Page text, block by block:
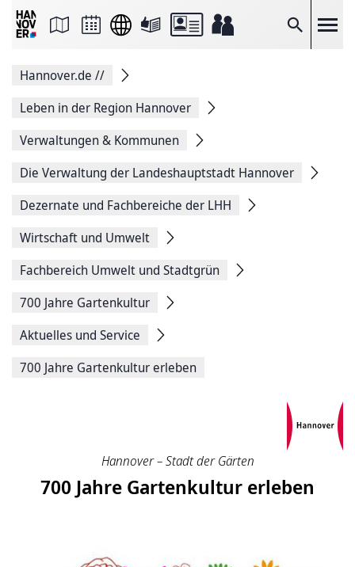
Suche
Seite
Facebook
teilen
Seitenlink
Seite
Hannover.de //
Leben in der Region Hannover
Verwaltungen & Kommunen
Die Verwaltung der Landeshauptstadt Hannover
Dezernate und Fachbereiche der LHH
Wirtschaft und Umwelt
Fachbereich Umwelt und Stadtgrün
700 Jahre Gartenkultur
Aktuelles und Service
700 Jahre Gartenkultur erleben
Hannover – Stadt der Gärten
700 Jahre Gartenkultur erleben